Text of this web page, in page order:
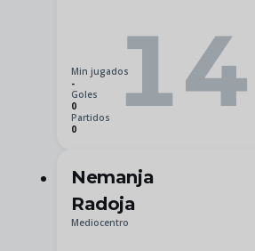
Min jugados
-
Goles
0
Partidos
0
14
Nemanja
Radoja
Mediocentro